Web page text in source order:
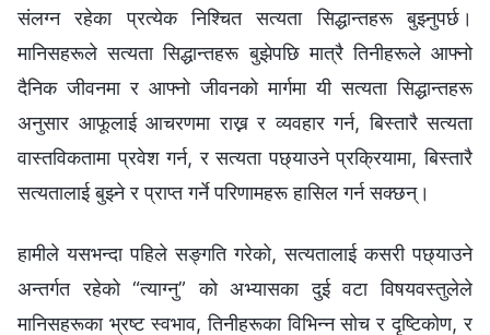
संलग्‍न रहेका प्रत्येक निश्‍चित सत्यता सिद्धान्तहरू बुझ्नुपर्छ।
मानिसहरूले सत्यता सिद्धान्तहरू बुझेपछि मात्रै तिनीहरूले आफ्नो
दैनिक जीवनमा र आफ्नो जीवनको मार्गमा यी सत्यता सिद्धान्तहरू
अनुसार आफूलाई आचरणमा राख्न र व्यवहार गर्न, बिस्तारै सत्यता
वास्तविकतामा प्रवेश गर्न, र सत्यता पछ्याउने प्रक्रियामा, बिस्तारै
सत्यतालाई बुझ्ने र प्राप्त गर्ने परिणामहरू हासिल गर्न सक्छन्।
हामीले यसभन्दा पहिले सङ्गति गरेको, सत्यतालाई कसरी पछ्याउने
अन्तर्गत रहेको “त्याग्‍नु” को अभ्यासका दुई वटा विषयवस्तुलेले
मानिसहरूका भ्रष्ट स्वभाव, तिनीहरूका विभिन्‍न सोच र दृष्टिकोण, र